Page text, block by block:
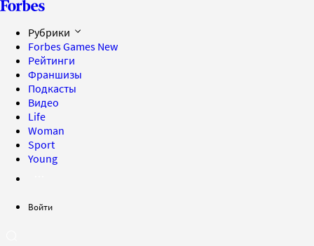
Рубрики
Forbes Games New
Рейтинги
Франшизы
Подкасты
Видео
Life
Woman
Sport
Young
Войти